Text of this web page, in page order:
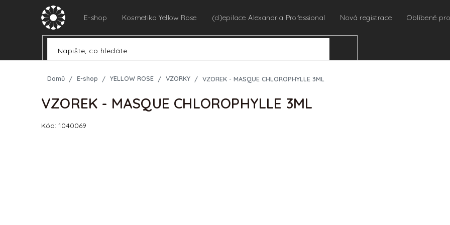
E-shop Kosmetika Yellow Rose (d)epilace Alexandria Professional Nová registrace Oblíbené
Domů E-shop YELLOW ROSE VZORKY VZOREK - MASQUE CHLOROPHYLLE 3ML
VZOREK - MASQUE CHLOROPHYLLE 3ML
Kód: 1040069